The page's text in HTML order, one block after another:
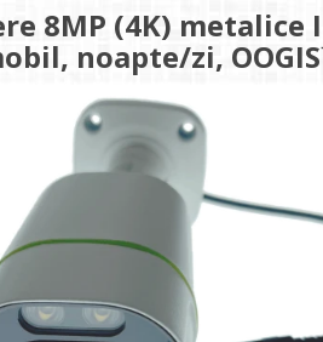
8MP (4K)
noapte/zi,